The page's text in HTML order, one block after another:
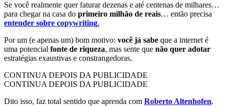
Se você realmente quer faturar dezenas e até centenas de milhares…
para chegar na casa do primeiro milhão de reais… então precisa
entender sobre copywriting.
Por um (e apenas um) bom motivo: você já sabe que a internet é
uma potencial fonte de riqueza, mas sente que não quer adotar
estratégias exaustivas e constrangedoras.
CONTINUA DEPOIS DA PUBLICIDADE
CONTINUA DEPOIS DA PUBLICIDADE
Dito isso, faz total sentido que aprenda com Roberto Altenhofen.